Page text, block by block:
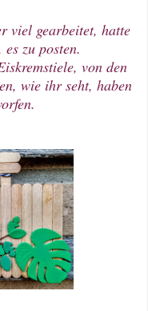
viel gearbeitet, hatte
zu posten.
von den
wie ihr seht, haben